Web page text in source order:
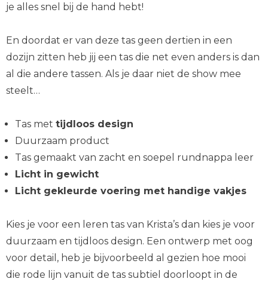
je alles snel bij de hand hebt!
En doordat er van deze tas geen dertien in een
dozijn zitten heb jij een tas die net even anders is dan
al die andere tassen. Als je daar niet de show mee
steelt…
Tas met tijdloos design
Duurzaam product
Tas gemaakt van zacht en soepel rundnappa leer
Licht in gewicht
Licht gekleurde voering met handige vakjes
Kies je voor een leren tas van Krista’s dan kies je voor
duurzaam en tijdloos design. Een ontwerp met oog
voor detail, heb je bijvoorbeeld al gezien hoe mooi
die rode lijn vanuit de tas subtiel doorloopt in de